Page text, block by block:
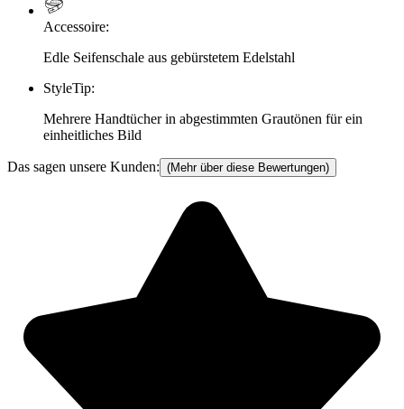
Accessoire:
Edle Seifenschale aus gebürstetem Edelstahl
StyleTip:
Mehrere Handtücher in abgestimmten Grautönen für ein
einheitliches Bild
Das sagen unsere Kunden: (Mehr über diese Bewertungen)